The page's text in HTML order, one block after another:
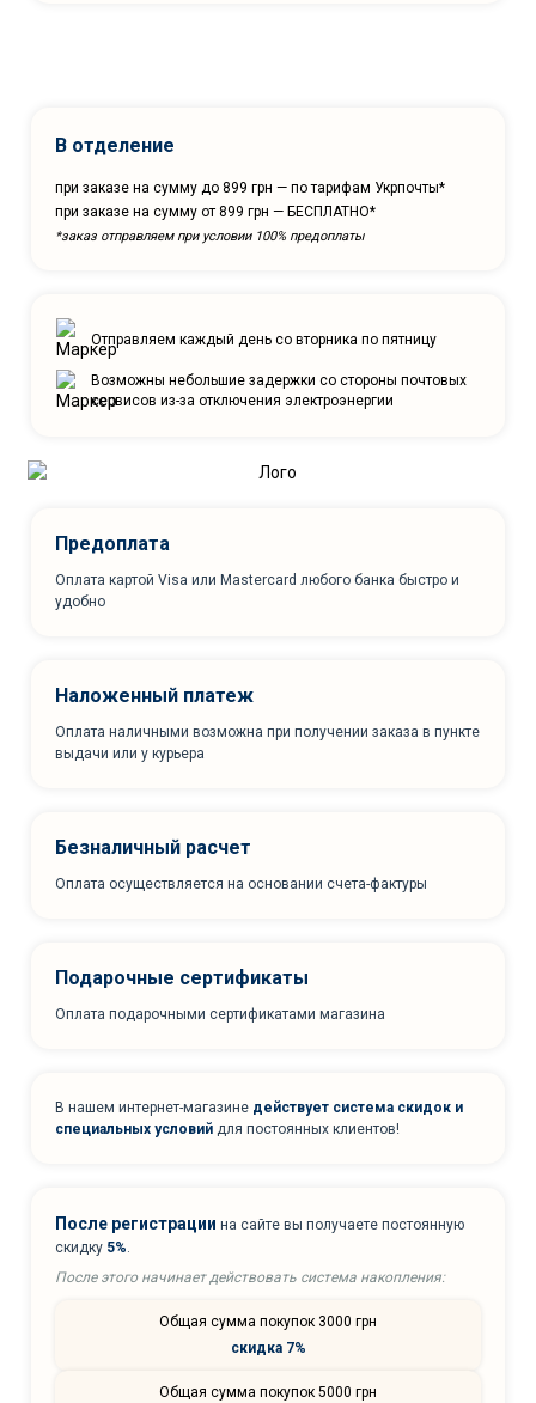
В отделение
при заказе на сумму до 899 грн — по тарифам Укрпочты*
при заказе на сумму от 899 грн — БЕСПЛАТНО*
*заказ отправляем при условии 100% предоплаты
Отправляем каждый день со вторника по пятницу
Возможны небольшие задержки со стороны почтовых
сервисов из-за отключения электроэнергии
Предоплата
Оплата картой Visa или Mastercard любого банка быстро и
удобно
Наложенный платеж
Оплата наличными возможна при получении заказа в пункте
выдачи или у курьера
Безналичный расчет
Оплата осуществляется на основании счета-фактуры
Подарочные сертификаты
Оплата подарочными сертификатами магазина
В нашем интернет-магазине действует система скидок и
специальных условий для постоянных клиентов!
После регистрации на сайте вы получаете постоянную
скидку 5%.
После этого начинает действовать система накопления:
Общая сумма покупок 3000 грн
скидка 7%
Общая сумма покупок 5000 грн